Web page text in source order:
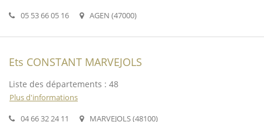
05 53 66 05 16
AGEN (47000)
Ets CONSTANT MARVEJOLS
Liste des départements : 48
Plus d'informations
04 66 32 24 11
MARVEJOLS (48100)